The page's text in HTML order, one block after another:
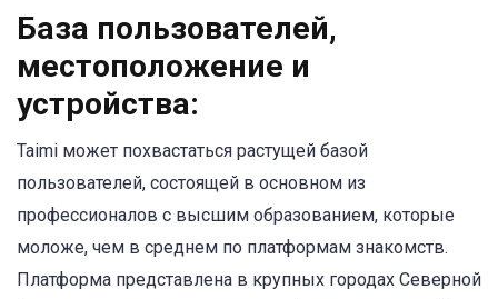
База пользователей,
местоположение и
устройства:
Taimi может похвастаться растущей базой
пользователей, состоящей в основном из
профессионалов с высшим образованием, которые
моложе, чем в среднем по платформам знакомств.
Платформа представлена в крупных городах Северной